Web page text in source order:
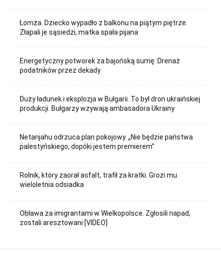
Łomża. Dziecko wypadło z balkonu na piątym piętrze.
Złapali je sąsiedzi, matka spała pijana
Energetyczny potworek za bajońską sumę. Drenaż
podatników przez dekady
Duży ładunek i eksplozja w Bułgarii. To był dron ukraińskiej
produkcji. Bułgarzy wzywają ambasadora Ukrainy
Netanjahu odrzuca plan pokojowy. „Nie będzie państwa
palestyńskiego, dopóki jestem premierem”
Rolnik, który zaorał asfalt, trafił za kratki. Grozi mu
wieloletnia odsiadka
Obława za imigrantami w Wielkopolsce. Zgłosili napad,
zostali aresztowani [VIDEO]